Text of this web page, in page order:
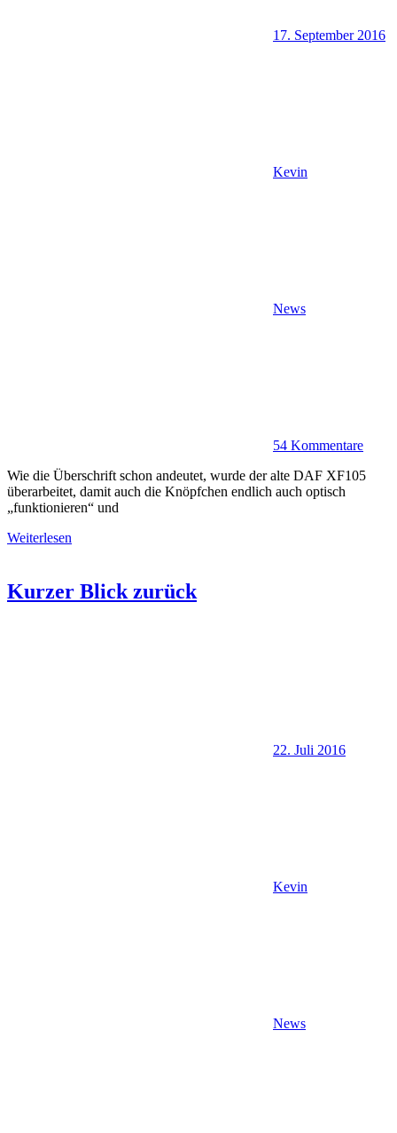
17. September 2016
Kevin
News
54 Kommentare
Wie die Überschrift schon andeutet, wurde der alte DAF XF105
überarbeitet, damit auch die Knöpfchen endlich auch optisch
„funktionieren“ und
Weiterlesen
Kurzer Blick zurück
22. Juli 2016
Kevin
News